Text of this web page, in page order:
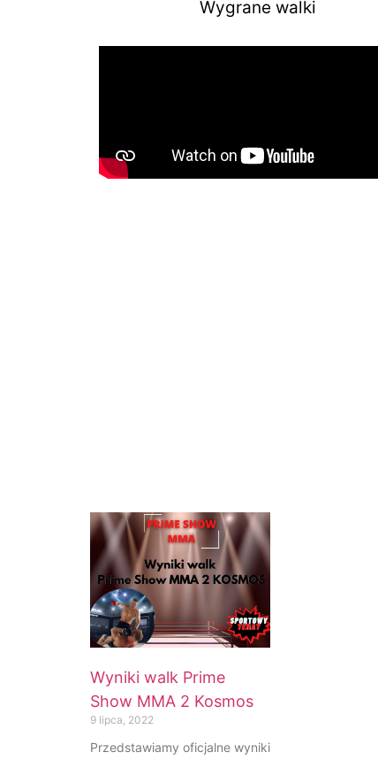
Wygrane walki
Wyniki walk Prime
Show MMA 2 Kosmos
9 lipca, 2022
Przedstawiamy oficjalne wyniki